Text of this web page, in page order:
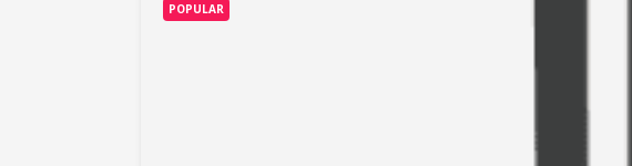
POPULAR